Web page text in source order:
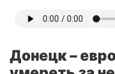
Донецк –